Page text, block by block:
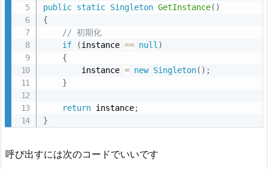
U
n
で
使
場
public static Singleton GetInstance( )
{
// 初期化
if
(instance == null )
{
        instance
= new Singleton( ) ;
}
return instance;
}
呼び出すには次のコードでいいです